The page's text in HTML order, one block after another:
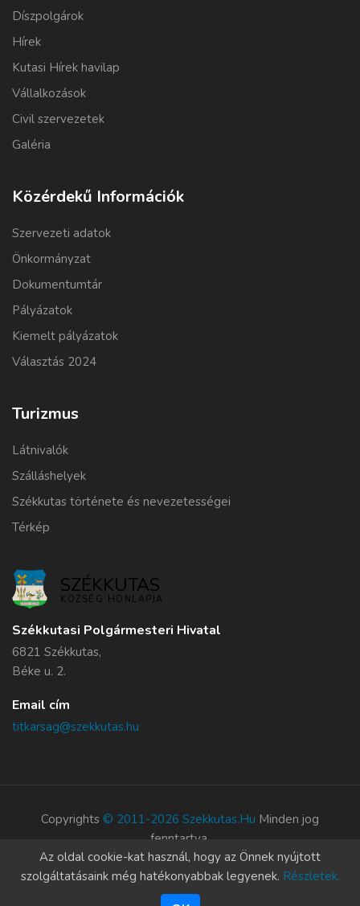
Díszpolgárok
Hírek
Kutasi Hírek havilap
Vállalkozások
Civil szervezetek
Galéria
Közérdekű Információk
Szervezeti adatok
Önkormányzat
Dokumentumtár
Pályázatok
Kiemelt pályázatok
Választás 2024
Turizmus
Látnivalók
Szálláshelyek
Székkutas története és nevezetességei
Térkép
SZÉKKUTAS
KÖZSÉG HONLAPJA
Székkutasi Polgármesteri Hivatal
6821 Székkutas,
Béke u. 2.
Email cím
titkarsag@szekkutas.hu
Copyrights © 2011-2026 Szekkutas.hu Minden jog
fenntartva.
Süti szabályzat
Az oldal cookie-kat használ, hogy az Önnek nyújtott
szolgáltatásaink még hatékonyabbak legyenek. Részletek.